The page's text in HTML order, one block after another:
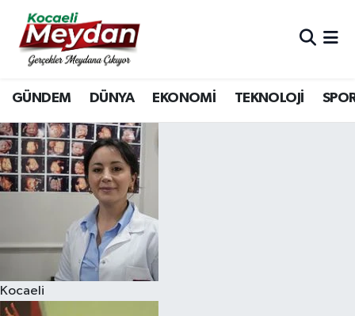
GÜNDEM DÜNYA EKONOMİ TEKNOLOJİ
Kocaeli
Nöbetçi Eczaneler
Hava Durumu
Trafik Durumu
Süper Lig Puan Durumu ve Fikstür
Tüm Manşetler
Son Dakika Haberleri
Haber Arşivi